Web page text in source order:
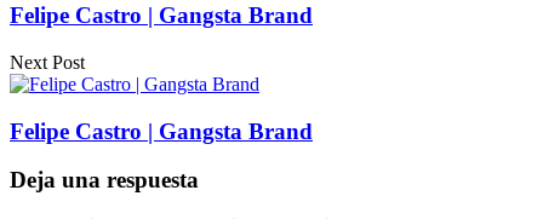
Felipe Castro | Gangsta Brand
Next Post
Felipe Castro | Gangsta Brand
Deja una respuesta